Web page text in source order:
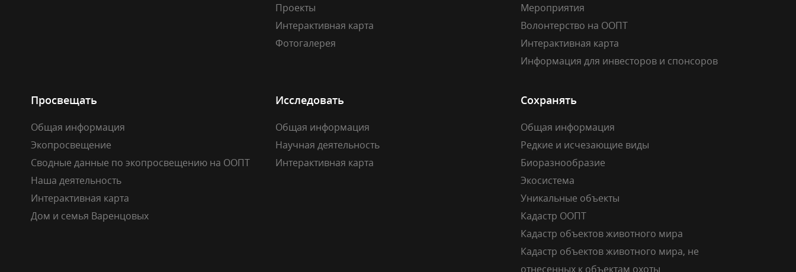
Проекты
Интерактивная карта
Фотогалерея
Мероприятия
Волонтерство на ООПТ
Интерактивная карта
Информация для инвесторов и спонсоров
Просвещать
Общая информация
Экопросвещение
Сводные данные по экопросвещению на ООПТ
Наша деятельность
Интерактивная карта
Дом и семья Варенцовых
Исследовать
Общая информация
Научная деятельность
Интерактивная карта
Сохранять
Общая информация
Редкие и исчезающие виды
Биоразнообразие
Экосистема
Уникальные объекты
Кадастр ООПТ
Кадастр объектов животного мира
Кадастр объектов животного мира, не
отнесенных к объектам охоты